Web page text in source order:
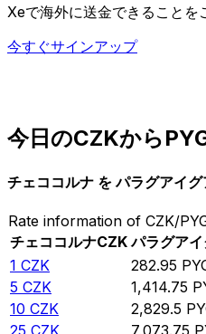
Xeで海外に送金できることを
今すぐサインアップ
今日のCZKから
チェココルナ を パラグアイ
Rate information of CZK/
チェココルナCZK パラグア
1 CZK 282.95
5 CZK 1,414.75
10 CZK 2,829.5
25 CZK 7,073.75